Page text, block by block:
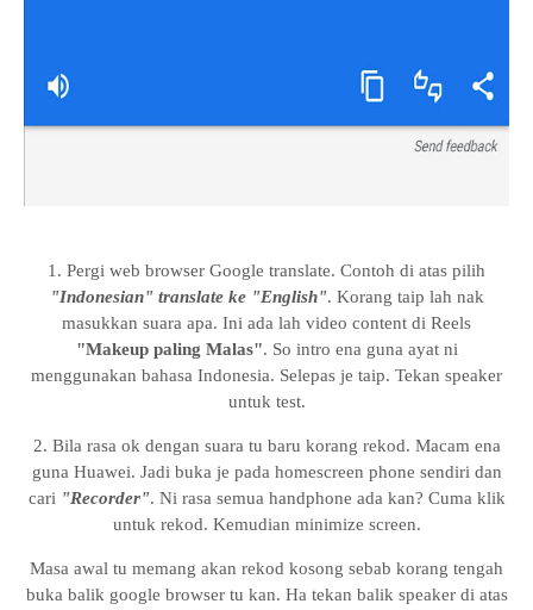
1. Pergi web browser Google translate. Contoh di atas pilih
"Indonesian" translate ke "English". Korang taip lah nak
masukkan suara apa. Ini ada lah video content di Reels
"Makeup paling Malas". So intro ena guna ayat ni
menggunakan bahasa Indonesia. Selepas je taip. Tekan speaker
untuk test.
2. Bila rasa ok dengan suara tu baru korang rekod. Macam ena
guna Huawei. Jadi buka je pada homescreen phone sendiri dan
cari "Recorder". Ni rasa semua handphone ada kan? Cuma klik
untuk rekod. Kemudian minimize screen.
Masa awal tu memang akan rekod kosong sebab korang tengah
buka balik google browser tu kan. Ha tekan balik speaker di atas